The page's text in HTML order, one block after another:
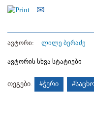
ავტორი: ლილე ბერაძე
ავტორის სხვა სტატიები
თეგები: #ჭერი